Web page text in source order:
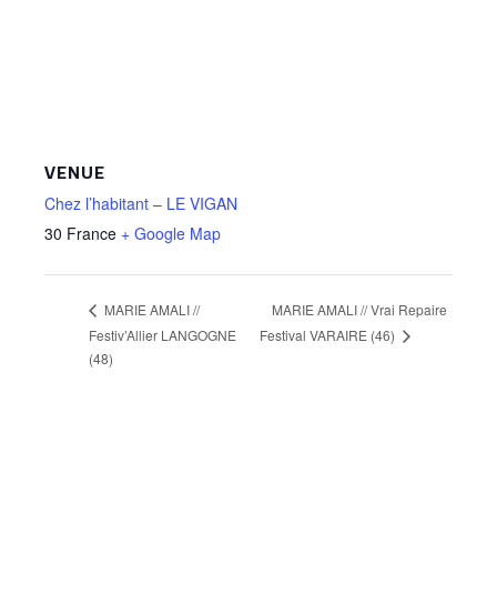
VENUE
Chez l’habitant – LE VIGAN
30 France + Google Map
MARIE AMALI //
Festiv’Allier LANGOGNE
(48)
MARIE AMALI // Vrai Repaire
Festival VARAIRE (46)